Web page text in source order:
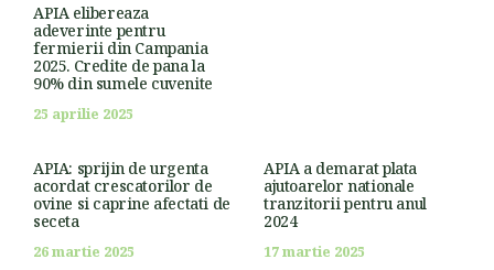
APIA elibereaza
adeverinte pentru
fermierii din Campania
2025. Credite de pana la
90% din sumele cuvenite
25 aprilie 2025
APIA: sprijin de urgenta
acordat crescatorilor de
ovine si caprine afectati de
seceta
26 martie 2025
APIA a demarat plata
ajutoarelor nationale
tranzitorii pentru anul
2024
17 martie 2025